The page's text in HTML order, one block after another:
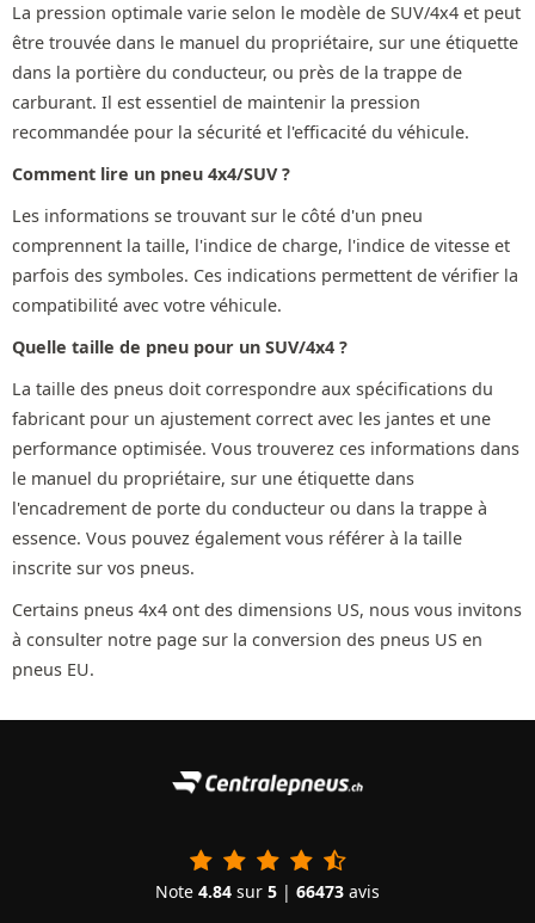
La pression optimale varie selon le modèle de SUV/4x4 et peut
être trouvée dans le manuel du propriétaire, sur une étiquette
dans la portière du conducteur, ou près de la trappe de
carburant. Il est essentiel de maintenir la pression
recommandée pour la sécurité et l'efficacité du véhicule.
Comment lire un pneu 4x4/SUV ?
Les informations se trouvant sur le côté d'un pneu
comprennent la taille, l'indice de charge, l'indice de vitesse et
parfois des symboles. Ces indications permettent de vérifier la
compatibilité avec votre véhicule.
Quelle taille de pneu pour un SUV/4x4 ?
La taille des pneus doit correspondre aux spécifications du
fabricant pour un ajustement correct avec les jantes et une
performance optimisée. Vous trouverez ces informations dans
le manuel du propriétaire, sur une étiquette dans
l'encadrement de porte du conducteur ou dans la trappe à
essence. Vous pouvez également vous référer à la taille
inscrite sur vos pneus.
Certains pneus 4x4 ont des dimensions US, nous vous invitons
à consulter notre page sur la conversion des pneus US en
pneus EU.
Note 4.84 sur 5 | 66473 avis